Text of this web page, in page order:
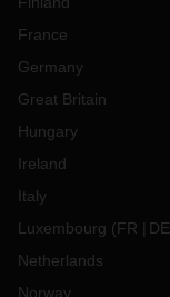
France
Germany
Great Britain
Hungary
Ireland
Italy
Luxembourg (FR DE
Netherlands
Norway